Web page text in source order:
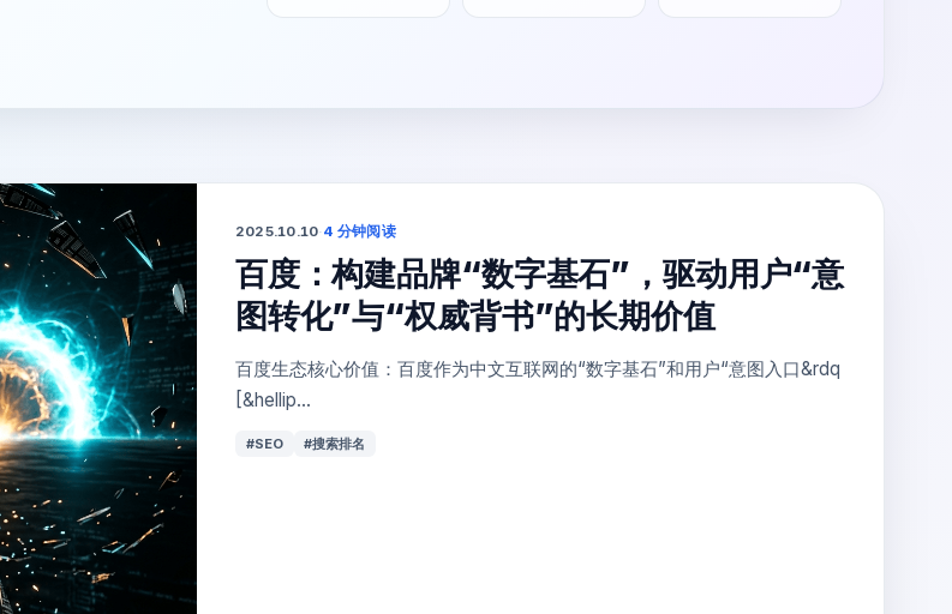
2025.10.10·4 分钟阅读
百度：构建品牌“数字基石”，驱动用户“意
图转化”与“权威背书”的长期价值
百度生态核心价值：百度作为中文互联网的“数字基石”和用户“意图入口&rdq
[&hellip...
#SEO #搜索排名